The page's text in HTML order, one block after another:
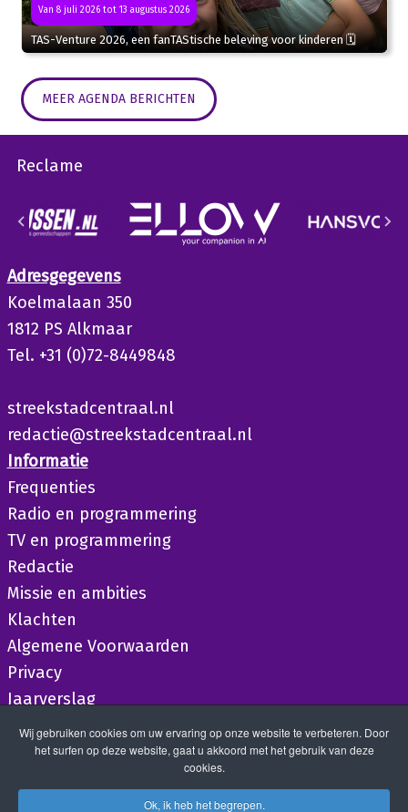
Van 8 juli 2026 tot 13 augustus 2026
TAS-Venture 2026, een fanTAStische beleving voor kinderen 🗓
MEER AGENDA BERICHTEN
Reclame
Adresgegevens
Koelmalaan 350
1812 PS Alkmaar
Tel. +31 (0)72-8449848
streekstadcentraal.nl
redactie@streekstadcentraal.nl
Informatie
Frequenties
Radio en programmering
TV en programmering
Redactie
Missie en ambities
Klachten
Algemene Voorwaarden
Privacy
Jaarverslag
Wij gebruiken cookies om uw ervaring op onze website te verbeteren. Door
het surfen op deze website, gaat u akkoord met het gebruik van deze
cookies.
Ok, ik heb het begrepen.